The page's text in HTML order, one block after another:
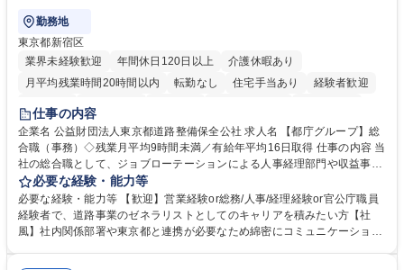
勤務地
東京都新宿区
業界未経験歓迎
年間休日120日以上
介護休暇あり
月平均残業時間20時間以内
転勤なし 住宅手当あり
経験者歓迎
研修あり
退職金あり
駅近5分以内
資格取得手当あり 食事補助あり
仕事の内容
企業名 公益財団法人東京都道路整備保全公社 求人名 【都庁グループ】総
合職（事務）◇残業月平均9時間未満／有給年平均16日取得 仕事の内容 当
社の総合職として、ジョブローテーションによる人事経理部門や収益事業
等のフロント部門の部署等幅広い部署での業務をお任せいたします。研修
制度やキャリア支援が充実しております！ ※下記業務詳細 【業務詳細】■
管理部門：広報、人事、経理など当公社の運営に係る管理業務 ■収益部
門：駐車場の新規開拓、管理運営、新宿駅西口広場の「イベントコーナ
必要な経験・能力等
必要な経験・能力等 【歓迎】営業経験or総務/人事/経理経験or官公庁職員
経験者で、道路事業のゼネラリストとしてのキャリアを積みたい方【社
風】社内関係部署や東京都と連携が必要なため綿密にコミュニケーション